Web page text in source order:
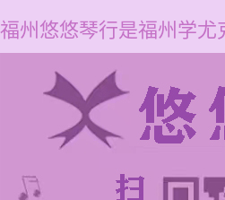
福州悠悠琴行是福州学尤